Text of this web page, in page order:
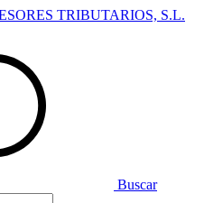
Buscar